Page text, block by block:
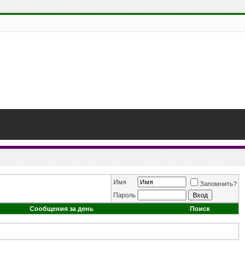
Имя
Запомнить?
Пароль
Сообщения за день Поиск